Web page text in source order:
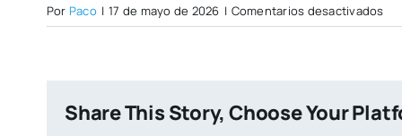
Por Paco | 17 de mayo de 2026 | Comentarios desactivadosen
Share This Story, Choose Your